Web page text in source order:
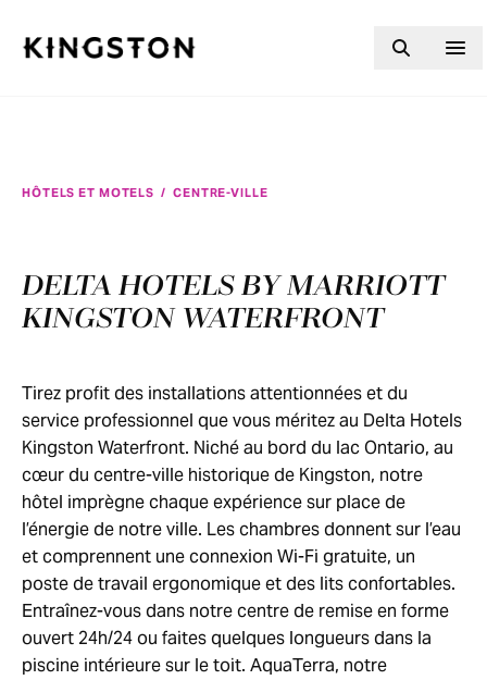
HÔTELS ET MOTELS / CENTRE-VILLE
DELTA HOTELS BY MARRIOTT
KINGSTON WATERFRONT
Tirez profit des installations attentionnées et du
service professionnel que vous méritez au Delta Hotels
Kingston Waterfront. Niché au bord du lac Ontario, au
cœur du centre-ville historique de Kingston, notre
hôtel imprègne chaque expérience sur place de
l’énergie de notre ville. Les chambres donnent sur l’eau
et comprennent une connexion Wi-Fi gratuite, un
poste de travail ergonomique et des lits confortables.
Entraînez-vous dans notre centre de remise en forme
ouvert 24h/24 ou faites quelques longueurs dans la
piscine intérieure sur le toit. AquaTerra, notre